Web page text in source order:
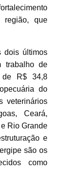
região, que
dois últimos
trabalho de
de R$ 34,8
do
veterinários
Ceará,
Rio Grande
e
são os
como